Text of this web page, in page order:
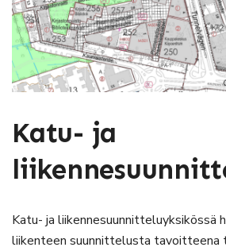
Katu- ja
Katu- ja liikennesuunnitteluyksikössä
liikenteen suunnittelusta tavoitteena